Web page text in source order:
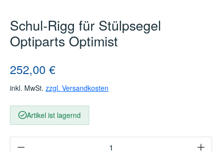
Schul-Rigg für Stülpsegel
Optiparts Optimist
Regulärer Preis:
252,00 €
inkl. MwSt. zzgl. Versandkosten
Artikel ist lagernd
Produkt Anzahl: Gib den gewünschten